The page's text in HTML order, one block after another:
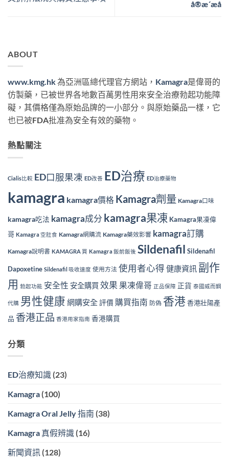
å®æ´æå
ABOUT
www.kmg.hk為亞洲區總代理官方網站， Kamagra是偉哥的
仿製藥，已被世界各地數百萬男性用來安全治療勃起功能障
礙，其價格僅為原始品牌的一小部分。與原始藥品一樣，它
也已被FDA批准為安全有效的藥物。
熱點關注
Cialis比較 ED口服果凍 ED改善 ED治療 ED治療藥物
kamagra kamagra價格 Kamagra劑量 Kamagra口味
kamagra吃法 kamagra成分 kamagra果凍 Kamagra果凍偉
哥 Kamagra 空肚食 Kamagra網購流 Kamagra藥效影響 kamagra訂購
Kamagra說明書 KAMAGRA 買 Kamagra 飯前飯後 Sildenafil Sildenafil
Dapoxetine Sildenafil 吸收速度 使用方法 使用者心得 健康資訊 副作
用 勃起功能 安全性 安全購買 效果 果凍偉哥 正品保障 正貨 泰國威而鋼
代購 男性健康 網購安全評價 購買指南 防偽 香港香港壯陽產
品 香港正品 香港用家指南 香港購買
分類
ED治療知識 (23)
Kamagra (100)
Kamagra Oral Jelly 指南 (38)
Kamagra 真假辨識 (16)
新聞資訊 (128)